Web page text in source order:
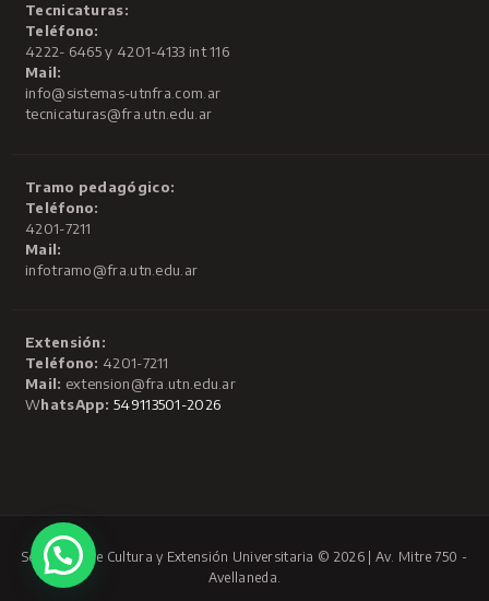
Tecnicaturas:
Teléfono:
4222- 6465 y 4201-4133 int 116
Mail:
info@sistemas-utnfra.com.ar
tecnicaturas@fra.utn.edu.ar
Tramo pedagógico:
Teléfono:
4201-7211
Mail:
infotramo@fra.utn.edu.ar
Extensión:
Teléfono: 4201-7211
Mail: extension@fra.utn.edu.ar
WhatsApp: 549113501-2026
Secretaría de Cultura y Extensión Universitaria © 2026 | Av. Mitre 750 -
Avellaneda.